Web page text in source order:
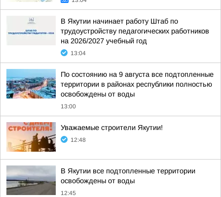
В Якутии начинает работу Штаб по
трудоустройству педагогических работников
на 2026/2027 учебный год
13:04
По состоянию на 9 августа все подтопленные
территории в районах республики полностью
освобождены от воды
13:00
Уважаемые строители Якутии!
12:48
В Якутии все подтопленные территории
освобождены от воды
12:45